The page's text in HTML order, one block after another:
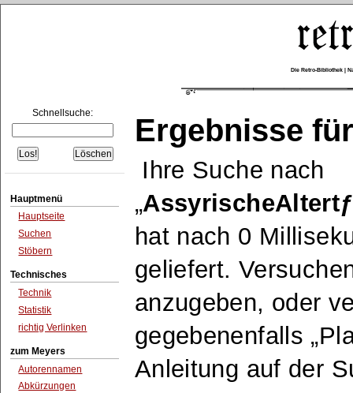
Die Retro-Bibliothek |
Schnellsuche:
Hauptmenü
Hauptseite
Suchen
Stöbern
Technisches
Technik
Statistik
richtig Verlinken
zum Meyers
Autorennamen
Abkürzungen
Ergebnisse
Ihre Suche nach
hat nach 0
geliefert.
anzugeben, oder
gegebenenfalls
Anleitung auf der